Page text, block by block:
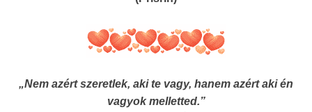
„Nem azért szeretlek, aki te vagy, hanem azért aki én
vagyok melletted.”